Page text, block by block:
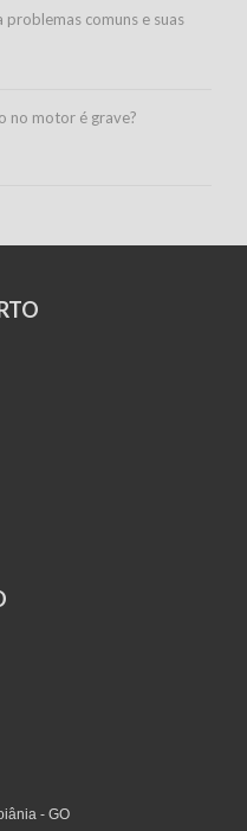
comuns e suas
no motor é grave?
- GO